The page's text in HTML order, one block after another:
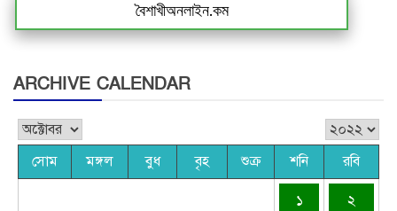
বৈশাখীঅনলাইন.কম
ARCHIVE CALENDAR
সোম মঙ্গল বুধ বৃহ শুক্র শনি রবি
১ ২